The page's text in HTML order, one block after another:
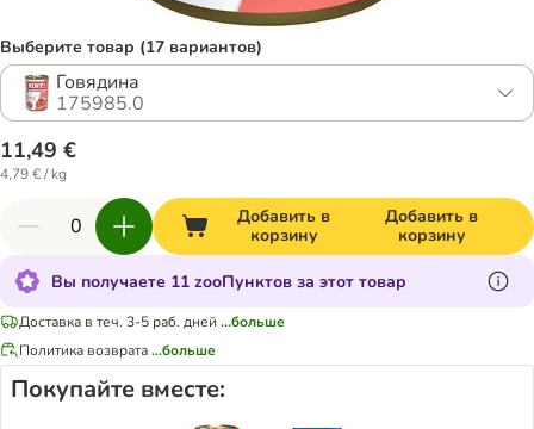
Выберите товар (17 вариантов)
Говядина
175985.0
11,49 €
4,79 € / kg
Добавить в
корзину
Добавить в
корзину
Вы получаете 11 zooПунктов за этот товар
Доставка в теч. 3-5 раб. дней ...больше
Политика возврата...больше
Покупайте вместе: